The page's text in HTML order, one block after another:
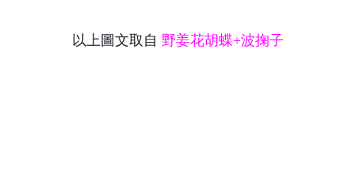
以上圖文取自 野姜花胡蝶+波掬子